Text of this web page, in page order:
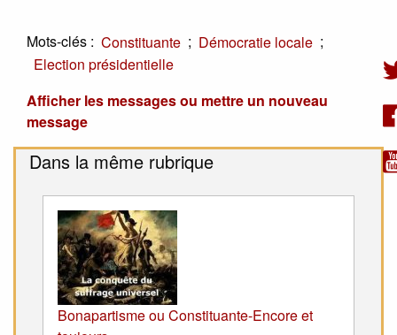
Mots-clés : Constituante ; Démocratie locale ;
Election présidentielle
Afficher les messages ou mettre un nouveau
message
Dans la même rubrique
Bonapartisme ou Constituante-Encore et